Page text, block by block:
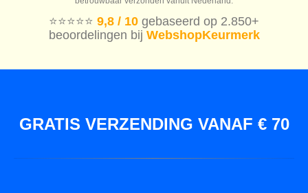
⭐️⭐️⭐️⭐️⭐️ 9,8 / 10 gebaseerd op 2.850+
beoordelingen bij WebshopKeurmerk
GRATIS VERZENDING VANAF € 70